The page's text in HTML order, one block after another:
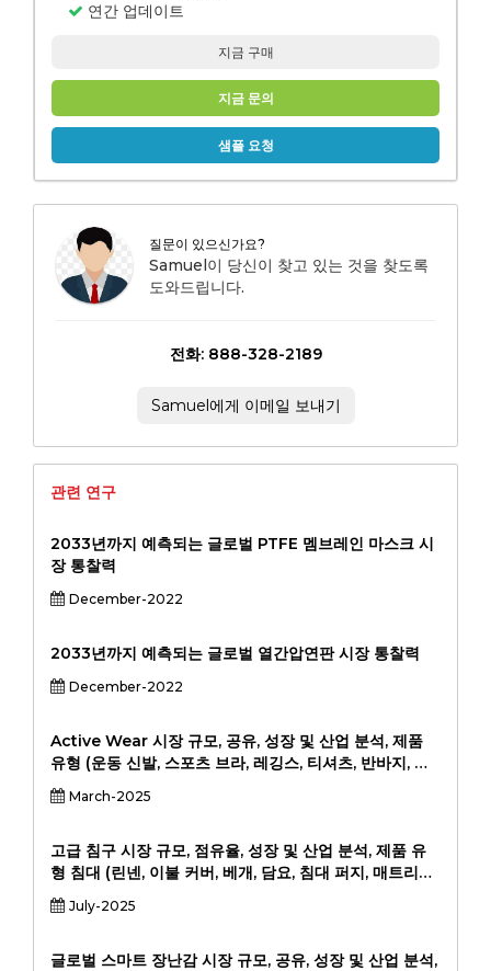
연간 업데이트
지금 구매
지금 문의
샘플 요청
질문이 있으신가요?
Samuel이 당신이 찾고 있는 것을 찾도록
도와드립니다.
전화: 888-328-2189
Samuel에게 이메일 보내기
관련 연구
2033년까지 예측되는 글로벌 PTFE 멤브레인 마스크 시
장 통찰력
December-2022
2033년까지 예측되는 글로벌 열간압연판 시장 통찰력
December-2022
Active Wear 시장 규모, 공유, 성장 및 산업 분석, 제품
유형 (운동 신발, 스포츠 브라, 레깅스, 티셔츠, 반바지, 재
킷), 적용 (피트니스, 스포츠, 캐주얼 마모, 야외 활동), 최종
사용자 (남성, 여성, 어린이) 및 지역 분석, 2024-2031.
March-2025
고급 침구 시장 규모, 점유율, 성장 및 산업 분석, 제품 유
형 침대 (린넨, 이불 커버, 베개, 담요, 침대 퍼지, 매트리스
커버) 배포 채널 (온라인 소매, 전문점, 백화점, 슈퍼마켓,
기타)에 의한 재료 (면, 실크, 리넨, 대나무, 블렌드), (224-
July-2025
글로벌 스마트 장난감 시장 규모, 공유, 성장 및 산업 분석,